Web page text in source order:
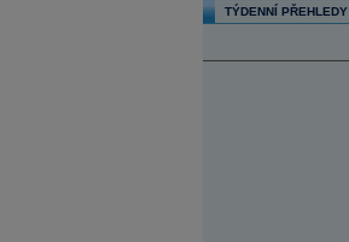
TÝDENNÍ PŘEHLEDY